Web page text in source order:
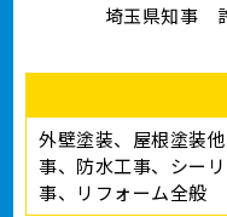
埼玉県知事
外壁塗装、屋根塗装
事、防水工事、シー
事、リフォーム全般